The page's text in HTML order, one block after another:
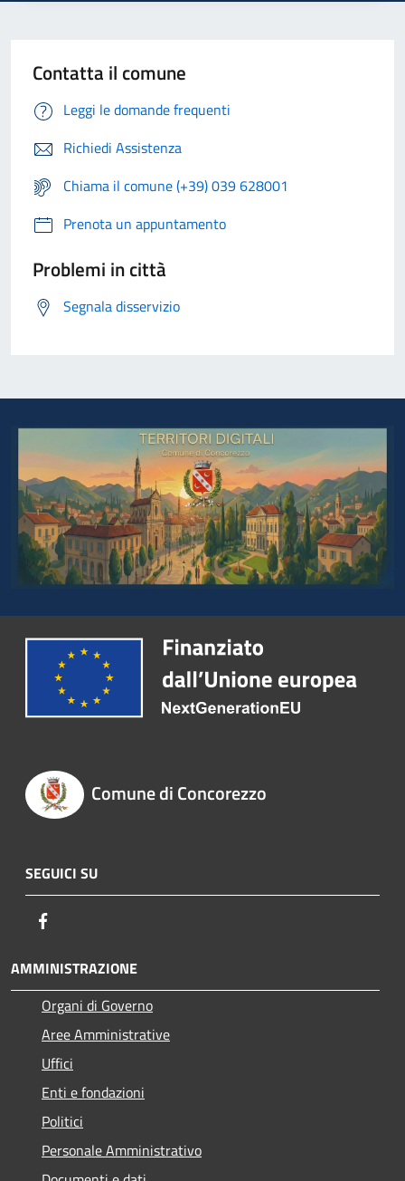
Contatta il comune
Leggi le domande frequenti
Richiedi Assistenza
Chiama il comune (+39) 039 628001
Prenota un appuntamento
Problemi in città
Segnala disservizio
Comune di Concorezzo
SEGUICI SU
AMMINISTRAZIONE
Organi di Governo
Aree Amministrative
Uffici
Enti e fondazioni
Politici
Personale Amministrativo